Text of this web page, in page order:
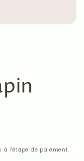
à l'étape de paiement.